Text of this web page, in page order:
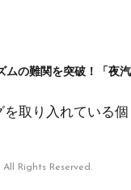
ムの難関を突破！「夜汽
取り入れている個
Rights Reserved.